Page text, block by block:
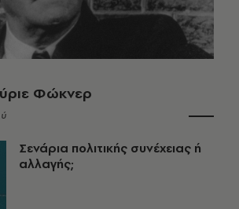
Φώκνερ
Σενάρια πολιτικής συνέχειας ή
αλλαγής;